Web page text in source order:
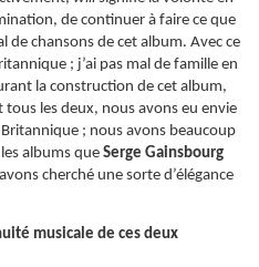
de continuer à faire ce que
de chansons de cet album. Avec ce
; j’ai pas mal de famille en
la construction de cet album,
tous les deux, nous avons eu envie
; nous avons beaucoup
les albums queSerge Gainsbourg
cherché une sorte d’élégance
musicale de ces deux